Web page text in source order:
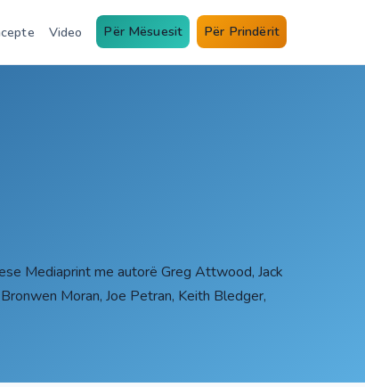
Video Për Mësuesit Për Prindërit
Mediaprint me autorë Greg Attwood, Jack
Moran, Joe Petran, Keith Bledger,